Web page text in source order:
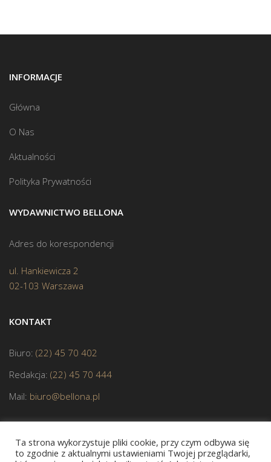
INFORMACJE
Główna
O Nas
Aktualności
Polityka Prywatności
WYDAWNICTWO BELLONA
Adres do korespondencji
ul. Hankiewicza 2
02-103 Warszawa
KONTAKT
Biuro: (22) 45 70 402
Redakcja: (22) 45 70 444
Mail: biuro@bellona.pl
Ta strona wykorzystuje pliki cookie, przy czym odbywa się
to zgodnie z aktualnymi ustawieniami Twojej przeglądarki,